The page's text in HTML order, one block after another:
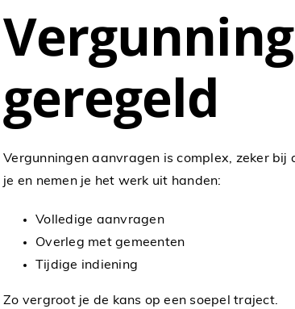
geregeld
Vergunningen aanvragen is complex, zeker
je en nemen je het werk uit handen:
Volledige aanvragen
Overleg met gemeenten
Tijdige indiening
Zo vergroot je de kans op een soepel traject.